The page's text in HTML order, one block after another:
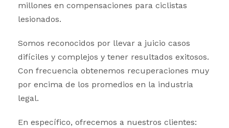
millones en compensaciones para ciclistas
lesionados.
Somos reconocidos por llevar a juicio casos
difíciles y complejos y tener resultados exitosos.
Con frecuencia obtenemos recuperaciones muy
por encima de los promedios en la industria
legal.
En específico, ofrecemos a nuestros clientes: